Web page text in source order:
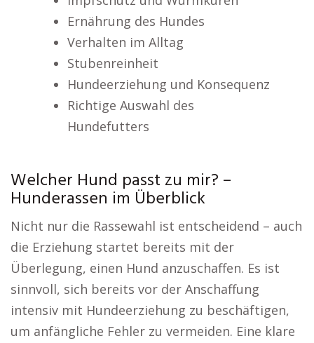
Ernährung des Hundes
Verhalten im Alltag
Stubenreinheit
Hundeerziehung und Konsequenz
Richtige Auswahl des
Hundefutters
Welcher Hund passt zu mir? –
Hunderassen im Überblick
Nicht nur die Rassewahl ist entscheidend – auch
die Erziehung startet bereits mit der
Überlegung, einen Hund anzuschaffen. Es ist
sinnvoll, sich bereits vor der Anschaffung
intensiv mit Hundeerziehung zu beschäftigen,
um anfängliche Fehler zu vermeiden. Eine klare